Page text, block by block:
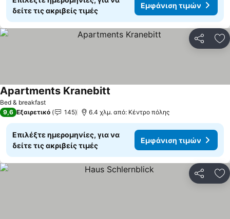
δείτε τις ακριβείς τιμές
Εμφάνιση τιμών
Bed & breakfast
Apartments Kranebitt
9,6 Εξαιρετικό 145 6.4 χλμ. από: Κέντρο πόλης
Επιλέξτε ημερομηνίες, για να
δείτε τις ακριβείς τιμές
Εμφάνιση τιμών